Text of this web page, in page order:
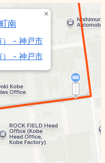
南
） - 神戸市
） - 神戸市